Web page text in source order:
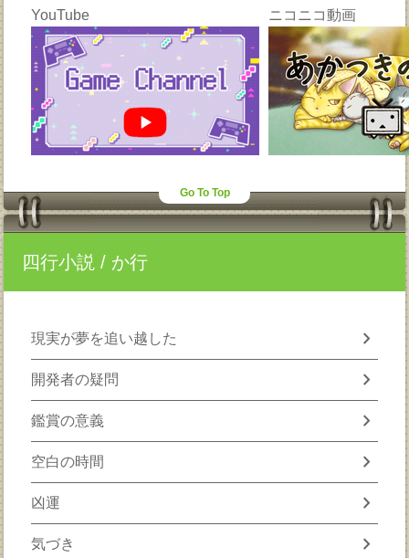
YouTube ニコニコ動画
Go To Top
四行小説 / か行
現実が夢を追い越した chevron_right
開発者の疑問 chevron_right
鑑賞の意義 chevron_right
空白の時間 chevron_right
凶運 chevron_right
気づき chevron_right